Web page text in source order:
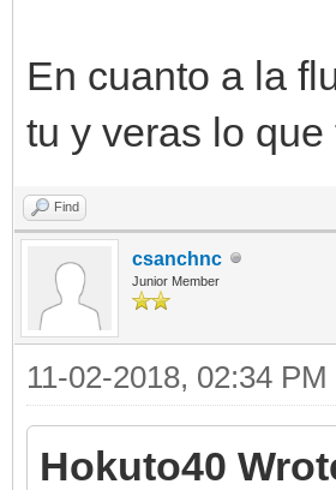
En cuanto a la
tu y veras lo que
Find
csanchnc
Junior Member
11-02-2018, 02:34 PM
Hokuto40